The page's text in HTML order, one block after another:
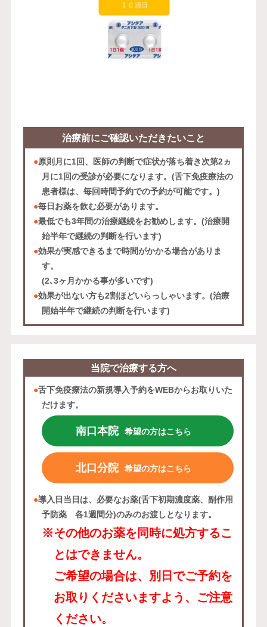
治療前にご確認いただきたいこと
●原則月に1回、医師の判断で症状が落ち着き次第2ヵ
月に1回の受診が必要になります。(舌下免疫療法の
患者様は、毎回時間予約での予約が可能です。)
●毎日お薬を飲む必要があります。
●最低でも3年間の治療継続をお勧めします。(治療開
始半年で継続の判断を行います)
●効果が実感できるまで時間がかかる場合がありま
す。
(2､3ヶ月かかる事が多いです)
●効果が出ない方も2割ほどいらっしゃいます。(治療
開始半年で継続の判断を行います)
当院で治療する方へ
●舌下免疫療法の新規導入予約をWEBからお取りいた
だけます。
南口本院 希望の方はこちら
北口分院 希望の方はこちら
●導入日当日は、必要なお薬(舌下初期濃度薬、副作用
予防薬 各1週間分)のみのお渡しとなります。
※その他のお薬を同時に処方するこ
とはできません。
ご希望の場合は、別日でご予約を
お取りくださいますよう、ご注意
ください。